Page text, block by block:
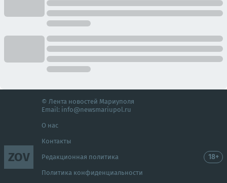
ZOV
© Лента новостей Мариуполя
Email: info@newsmariupol.ru
О нас
Контакты
Редакционная политика
Политика конфиденциальности
18+